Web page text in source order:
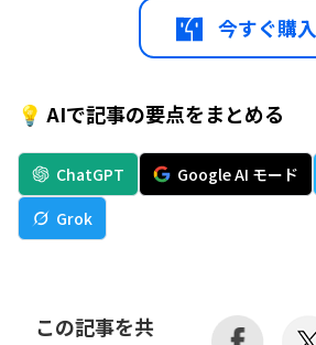
今すぐ購入
💡 AIで記事の要点をまとめる
ChatGPT Google AI モード
Grok
この記事を共